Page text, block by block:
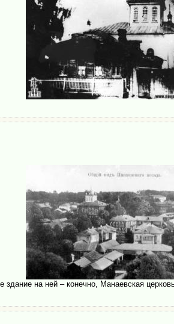
на ней – конечно, Манаевская